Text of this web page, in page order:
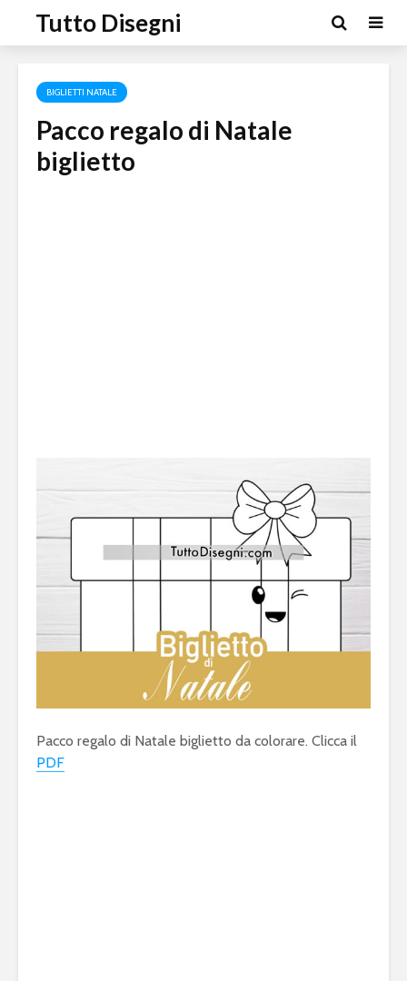
Tutto Disegni
BIGLIETTI NATALE
Pacco regalo di Natale
biglietto
Pacco regalo di Natale biglietto da colorare. Clicca il
PDF